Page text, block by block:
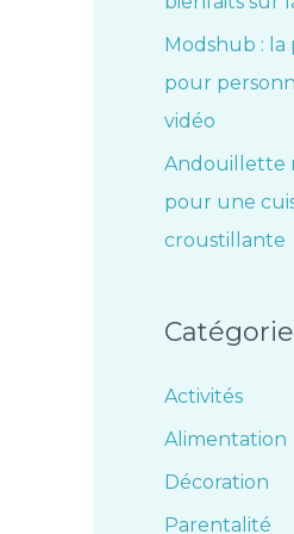
Modshub :
pour
vidéo
Andouillette
pour une
croustillante
Activités
Alimentation
Décoration
Parentalité